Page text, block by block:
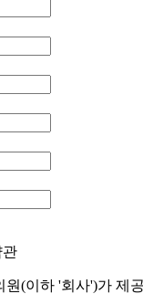
관
(이하 '회사')가 제